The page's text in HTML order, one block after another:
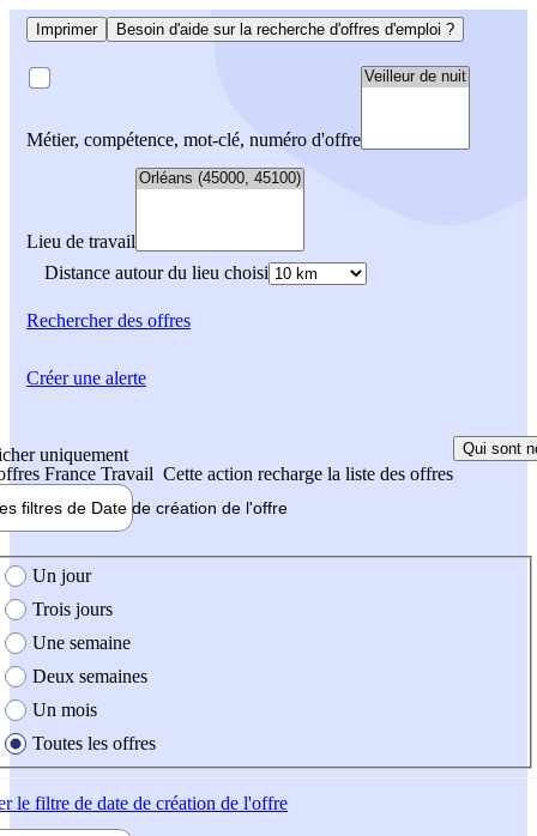
Imprimer Besoin d'aide sur la recherche d'offres d'emploi ?
Métier, compétence, mot-clé, numéro d'offre
Lieu de travail
Distance autour du lieu choisi
Rechercherdes offres
uniquement
France Travail Cette action recharge la liste des offres
Qui sont
filtres de Date de création de l'offre
création de l'offre
Un jour
Trois jours
Une semaine
Deux semaines
Un mois
Toutes les offres
le filtre de date de création de l'offre
Créer une alerte